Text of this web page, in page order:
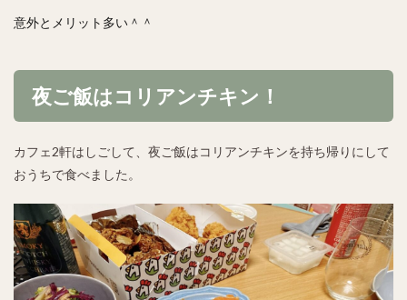
意外とメリット多い＾＾
夜ご飯はコリアンチキン！
カフェ2軒はしごして、夜ご飯はコリアンチキンを持ち帰りにして
おうちで食べました。